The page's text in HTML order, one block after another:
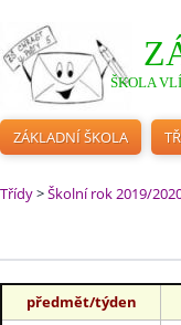
ŠKOLA
ZÁKLADNÍ ŠKOLA
Třídy>Školní rok 2019/
předmět/týden